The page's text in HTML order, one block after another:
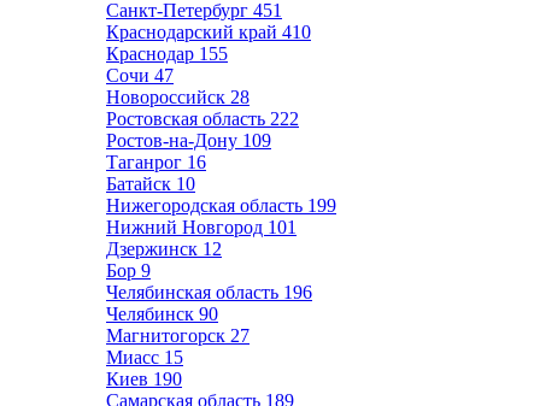
Санкт-Петербург 451
Краснодарский край 410
Краснодар 155
Сочи 47
Новороссийск 28
Ростовская область 222
Ростов-на-Дону 109
Таганрог 16
Батайск 10
Нижегородская область 199
Нижний Новгород 101
Дзержинск 12
Бор 9
Челябинская область 196
Челябинск 90
Магнитогорск 27
Миасс 15
Киев 190
Самарская область 189